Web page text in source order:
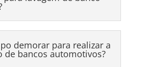
demorar para realizar a
de bancos automotivos?